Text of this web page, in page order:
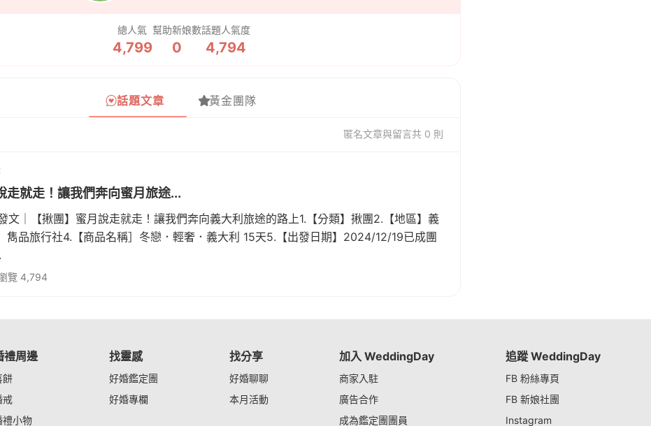
總人氣
4,799
幫助新娘數
0
話題人氣度
4,794
話題文章 黃金團隊
匿名文章與留言共 0 則
走就走！讓我們奔向蜜月旅途...
文｜【揪團】蜜月說走就走！讓我們奔向義大利旅途的路上1.【分類】揪團2.【地區】義
雋品旅行社4.【商品名稱］冬戀．輕奢．義大利 15天5.【出發日期】2024/12/19已成團
覽 4,794
禮周邊
餅
戒
禮小物
找靈感
好婚鑑定團
好婚專欄
找分享
好婚聊聊
本月活動
加入 WeddingDay
商家入駐
廣告合作
成為鑑定團團員
追蹤 WeddingDay
FB 粉絲專頁
FB 新娘社團
Instagram